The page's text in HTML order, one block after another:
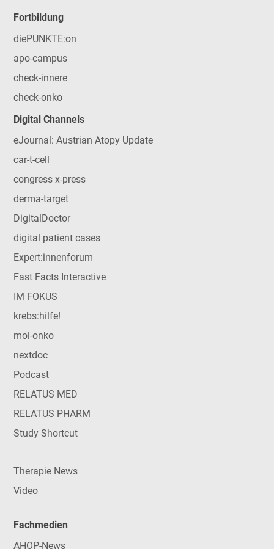
Fortbildung
diePUNKTE:on
apo-campus
check-innere
check-onko
Digital Channels
eJournal: Austrian Atopy Update
car-t-cell
congress x-press
derma-target
DigitalDoctor
digital patient cases
Expert:innenforum
Fast Facts Interactive
IM FOKUS
krebs:hilfe!
mol-onko
nextdoc
Podcast
RELATUS MED
RELATUS PHARM
Study Shortcut
Therapie News
Video
Fachmedien
AHOP-News